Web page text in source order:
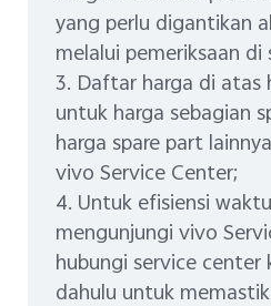
yang perlu digantikan
melalui pemeriksaan
3. Daftar harga di atas
untuk harga sebagian
harga spare part
vivo Service Center;
4. Untuk efisiensi
mengunjungi vivo
hubungi service center
dahulu untuk